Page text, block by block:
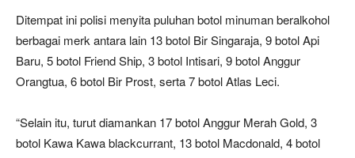
Ditempat ini polisi menyita puluhan botol minuman beralkohol
berbagai merk antara lain 13 botol Bir Singaraja, 9 botol Api
Baru, 5 botol Friend Ship, 3 botol Intisari, 9 botol Anggur
Orangtua, 6 botol Bir Prost, serta 7 botol Atlas Leci.
“Selain itu, turut diamankan 17 botol Anggur Merah Gold, 3
botol Kawa Kawa blackcurrant, 13 botol Macdonald, 4 botol